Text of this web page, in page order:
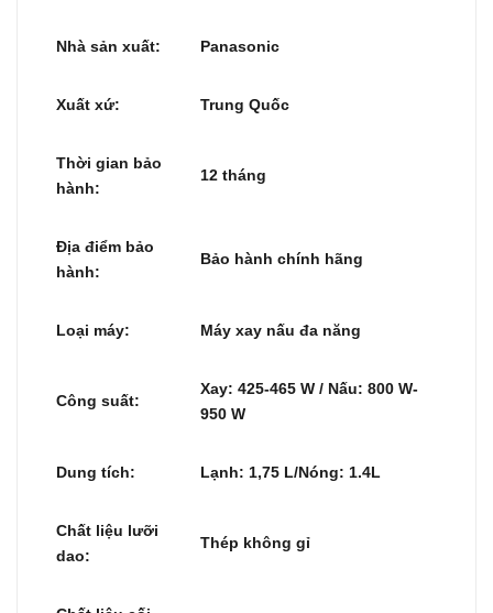
Nhà sản xuất: Panasonic
Xuất xứ: Trung Quốc
Thời gian bảo
hành:
12 tháng
Địa điểm bảo
hành:
Bảo hành chính hãng
Loại máy: Máy xay nấu đa năng
Công suất:
Xay: 425-465 W / Nấu: 800 W-
950 W
Dung tích: Lạnh: 1,75 L/Nóng: 1.4L
Chất liệu lưỡi
dao:
Thép không gỉ